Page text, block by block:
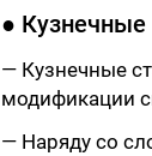
●
— Кузнечные
модификации
— Наряду со